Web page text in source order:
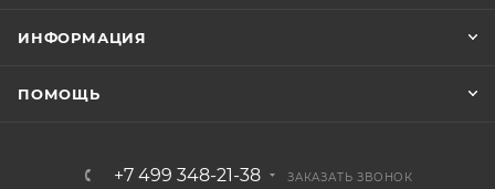
ИНФОРМАЦИЯ
ПОМОЩЬ
+7 499 348-21-38 ЗАКАЗАТЬ ЗВОНОК